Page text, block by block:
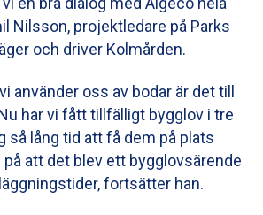
Nilsson, ­projektledare på Parks
och driver Kolmården.
­använder oss av bodar är det till
har vi fått tillfälligt bygglov i tre
så lång tid att få dem på plats
att det blev ett bygglovsärende
fortsätter han.